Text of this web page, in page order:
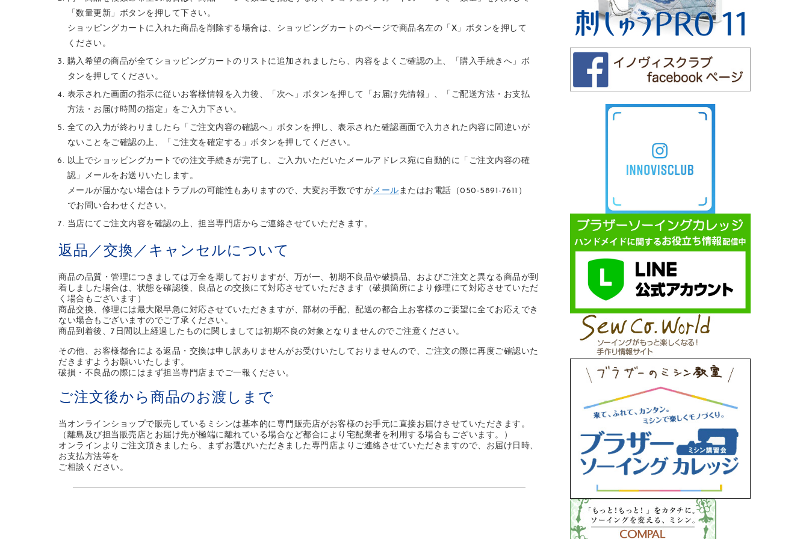
「数量更新」ボタンを押して下さい。
ショッピングカートに入れた商品を削除する場合は、ショッピングカートのページで商品名左の「X」ボタンを押して
ください。
購入希望の商品が全てショッピングカートのリストに追加されましたら、内容をよくご確認の上、「購入手続きへ」ボ
タンを押してください。
表示された画面の指示に従いお客様情報を入力後、「次へ」ボタンを押して「お届け先情報」、「ご配送方法・お支払
方法・お届け時間の指定」をご入力下さい。
全ての入力が終わりましたら「ご注文内容の確認へ」ボタンを押し、表示された確認画面で入力された内容に間違いが
ないことをご確認の上、「ご注文を確定する」ボタンを押してください。
以上でショッピングカートでの注文手続きが完了し、ご入力いただいたメールアドレス宛に自動的に「ご注文内容の確
認」メールをお送りいたします。
メールが届かない場合はトラブルの可能性もありますので、大変お手数ですがメール またはお電話（050-5891-7611）
でお問い合わせください。
当店にてご注文内容を確認の上、担当専門店からご連絡させていただきます。
返品／交換／キャンセルについて
商品の品質・管理につきましては万全を期しておりますが、万が一、初期不良品や破損品、およびご注文と異なる商品が到
着しました場合は、状態を確認後、良品との交換にて対応させていただきます（破損箇所により修理にて対応させていただ
く場合もございます）
商品交換、修理には最大限早急に対応させていただきますが、部材の手配、配送の都合上お客様のご要望に全てお応えでき
ない場合もございますのでご了承ください。
商品到着後、7日間以上経過したものに関しましては初期不良の対象となりませんのでご注意ください。
その他、お客様都合による返品・交換は申し訳ありませんがお受けいたしておりませんので、ご注文の際に再度ご確認いた
だきますようお願いいたします。
破損・不良品の際にはまず担当専門店までご一報ください。
ご注文後から商品のお渡しまで
当オンラインショップで販売しているミシンは基本的に専門販売店がお客様のお手元に直接お届けさせていただきます。
（離島及び担当販売店とお届け先が極端に離れている場合など都合により宅配業者を利用する場合もございます。）
オンラインよりご注文頂きましたら、まずお選びいただきました専門店よりご連絡させていただきますので、お届け日時、
お支払方法等を
ご相談ください。